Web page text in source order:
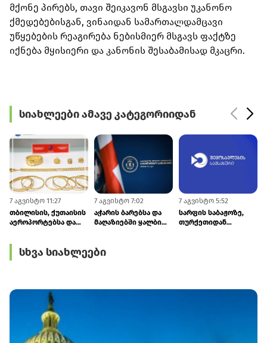
მქონე პირებს, თავი შეიკავონ მსგავსი უკანონო
ქმედებებისგან, ვინაიდან სამართალდამცავი
უწყებების რეაგირება ნებისმიერ მსგავს ფაქტზე
იქნება მყისიერი და კანონის შესაბამისად მკაცრი.
სიახლეები ამავე კატეგორიიდან
7 აგვისტო 11:27
თბილისის, ქუთაისის
აეროპორტებსა და
ოქროს უკანონოდ
შემოტანის 7 ფაქტი
7 აგვისტო 7:02
აჭარის ბარებსა და
მაღაზიებში ყალბი
7 აგვისტო 5:52
სარფის საბაჟოზე,
თურქეთიდან
სხვა სიახლეები